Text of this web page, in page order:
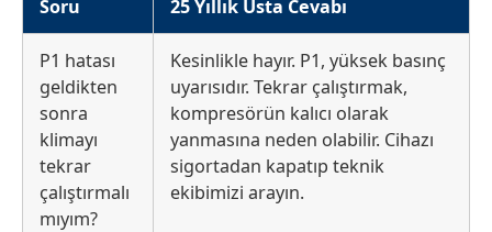
Soru 25 Yıllık Usta Cevabı
P1 hatası
geldikten
sonra
klimayı
tekrar
çalıştırmalı
mıyım?
Kesinlikle hayır. P1, yüksek basınç
uyarısıdır. Tekrar çalıştırmak,
kompresörün kalıcı olarak
yanmasına neden olabilir. Cihazı
sigortadan kapatıp teknik
ekibimizi arayın.